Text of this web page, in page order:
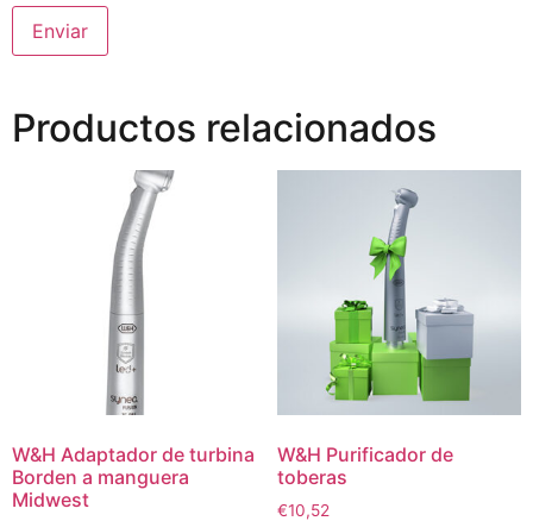
Productos relacionados
W&H Adaptador de turbina
Borden a manguera
Midwest
W&H Purificador de
toberas
€10,52